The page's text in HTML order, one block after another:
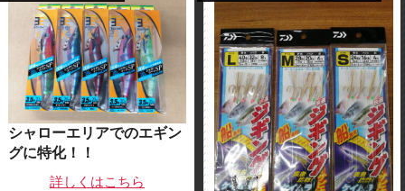
シャローエリアでのエギン
グに特化！！
詳しくはこちら